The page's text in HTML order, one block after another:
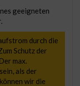
geeigneten
durch die
Schutz der
max.
als der
wir die